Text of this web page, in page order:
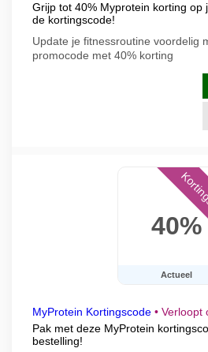
Grijp tot 40% Myprotein korting op
de kortingscode!
Update je fitnessroutine voordelig
promocode met 40% korting
40%
Actueel
MyProtein Kortingscode • Verloopt
Pak met deze MyProtein
bestelling!